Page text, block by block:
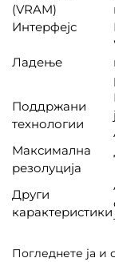
(VRAM)
Интерфејс
Ладење
Поддржани
технологии
Максимална
резолуција
Други
карактеристики
Погледнете ја и